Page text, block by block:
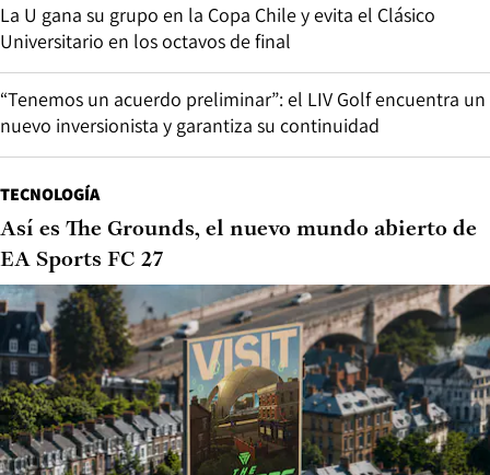
La U gana su grupo en la Copa Chile y evita el Clásico
Universitario en los octavos de final
“Tenemos un acuerdo preliminar”: el LIV Golf encuentra un
nuevo inversionista y garantiza su continuidad
TECNOLOGÍA
Así es The Grounds, el nuevo mundo abierto de
EA Sports FC 27